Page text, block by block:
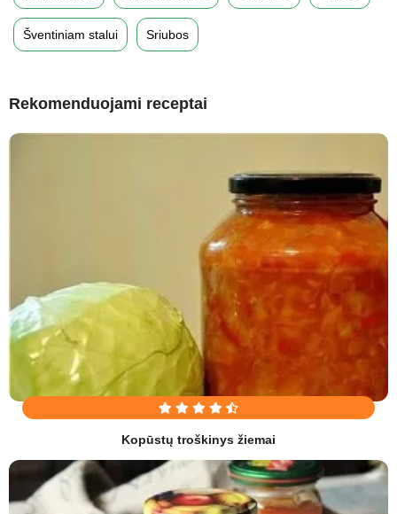
Šventiniam stalui Sriubos
Rekomenduojami receptai
Kopūstų troškinys žiemai